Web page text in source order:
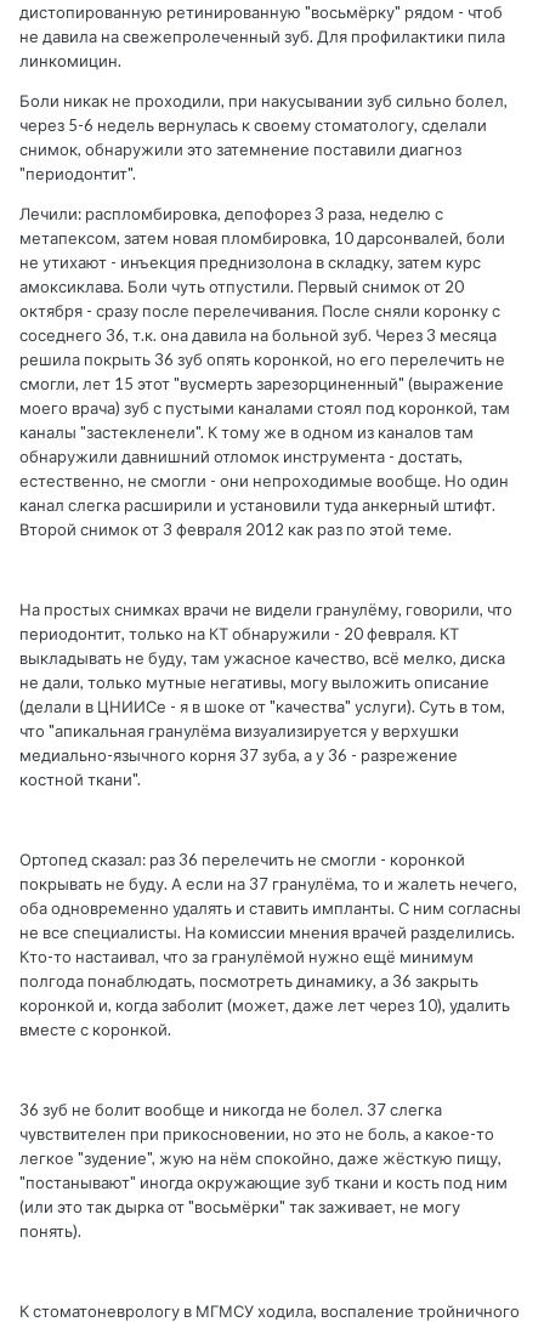
дистопированную ретинированную "восьмёрку" рядом - чтоб
не давила на свежепролеченный зуб. Для профилактики пила
линкомицин.
Боли никак не проходили, при накусывании зуб сильно болел,
через 5-6 недель вернулась к своему стоматологу, сделали
снимок, обнаружили это затемнение поставили диагноз
"периодонтит".
Лечили: распломбировка, депофорез 3 раза, неделю с
метапексом, затем новая пломбировка, 10 дарсонвалей, боли
не утихают - инъекция преднизолона в складку, затем курс
амоксиклава. Боли чуть отпустили. Первый снимок от 20
октября - сразу после перелечивания. После сняли коронку с
соседнего 36, т.к. она давила на больной зуб. Через 3 месяца
решила покрыть 36 зуб опять коронкой, но его перелечить не
смогли, лет 15 этот "вусмерть зарезорциненный" (выражение
моего врача) зуб с пустыми каналами стоял под коронкой, там
каналы "застекленели". К тому же в одном из каналов там
обнаружили давнишний отломок инструмента - достать,
естественно, не смогли - они непроходимые вообще. Но один
канал слегка расширили и установили туда анкерный штифт.
Второй снимок от 3 февраля 2012 как раз по этой теме.
На простых снимках врачи не видели гранулёму, говорили, что
периодонтит, только на КТ обнаружили - 20 февраля. КТ
выкладывать не буду, там ужасное качество, всё мелко, диска
не дали, только мутные негативы, могу выложить описание
(делали в ЦНИИСе - я в шоке от "качества" услуги). Суть в том,
что "апикальная гранулёма визуализируется у верхушки
медиально-язычного корня 37 зуба, а у 36 - разрежение
костной ткани".
Ортопед сказал: раз 36 перелечить не смогли - коронкой
покрывать не буду. А если на 37 гранулёма, то и жалеть нечего,
оба одновременно удалять и ставить импланты. С ним согласны
не все специалисты. На комиссии мнения врачей разделились.
Кто-то настаивал, что за гранулёмой нужно ещё минимум
полгода понаблюдать, посмотреть динамику, а 36 закрыть
коронкой и, когда заболит (может, даже лет через 10), удалить
вместе с коронкой.
36 зуб не болит вообще и никогда не болел. 37 слегка
чувствителен при прикосновении, но это не боль, а какое-то
легкое "зудение", жую на нём спокойно, даже жёсткую пищу,
"постанывают" иногда окружающие зуб ткани и кость под ним
(или это так дырка от "восьмёрки" так заживает, не могу
понять).
К стоматоневрологу в МГМСУ ходила, воспаление тройничного